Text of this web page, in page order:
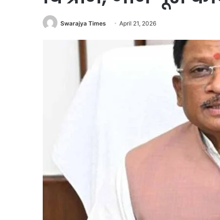
Swarajya Times April 21, 2026